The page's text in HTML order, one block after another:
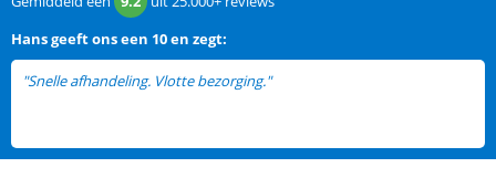
Hansgeeft ons een 10 en zegt:
"Snelle afhandeling. Vlotte bezorging."